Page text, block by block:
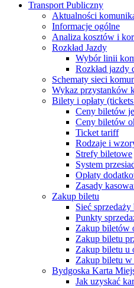
Transport Publiczny
Aktualności
Informacje ogólne
Analiza kosztów i
Rozkład Jazdy
Wybór linii
Rozkład
Schematy sieci
Wykaz przystanków
Bilety i opłaty
Ceny biletów
Ceny biletów
Ticket tariff
Rodzaje i
Strefy biletowe
System
Opłaty
Zasady
Zakup biletu
Sieć
Punkty
Zakup biletów
Zakup biletu
Zakup biletu u
Zakup biletu w
Bydgoska Karta
Jak uzyskać